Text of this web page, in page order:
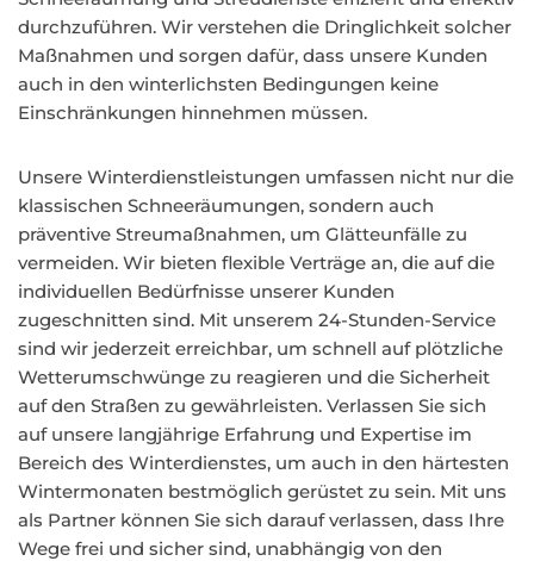
durchzuführen. Wir verstehen die Dringlichkeit solcher
Maßnahmen und sorgen dafür, dass unsere Kunden
auch in den winterlichsten Bedingungen keine
Einschränkungen hinnehmen müssen.
Unsere Winterdienstleistungen umfassen nicht nur die
klassischen Schneeräumungen, sondern auch
präventive Streumaßnahmen, um Glätteunfälle zu
vermeiden. Wir bieten flexible Verträge an, die auf die
individuellen Bedürfnisse unserer Kunden
zugeschnitten sind. Mit unserem 24-Stunden-Service
sind wir jederzeit erreichbar, um schnell auf plötzliche
Wetterumschwünge zu reagieren und die Sicherheit
auf den Straßen zu gewährleisten. Verlassen Sie sich
auf unsere langjährige Erfahrung und Expertise im
Bereich des Winterdienstes, um auch in den härtesten
Wintermonaten bestmöglich gerüstet zu sein. Mit uns
als Partner können Sie sich darauf verlassen, dass Ihre
Wege frei und sicher sind, unabhängig von den